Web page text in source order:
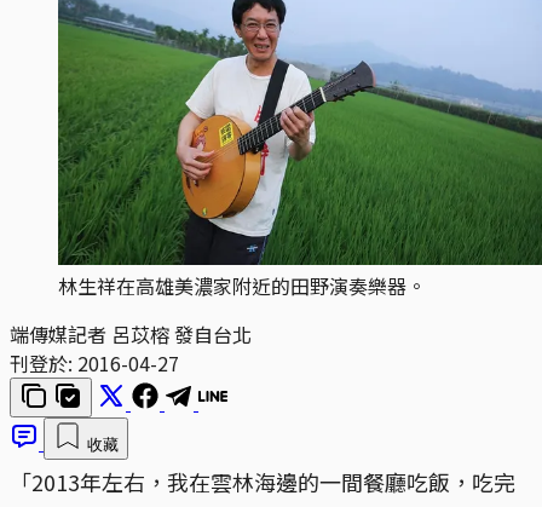
林生祥在高雄美濃家附近的田野演奏樂器。
端傳媒記者 呂苡榕 發自台北
刊登於: 2016-04-27
收藏
「2013年左右，我在雲林海邊的一間餐廳吃飯，吃完